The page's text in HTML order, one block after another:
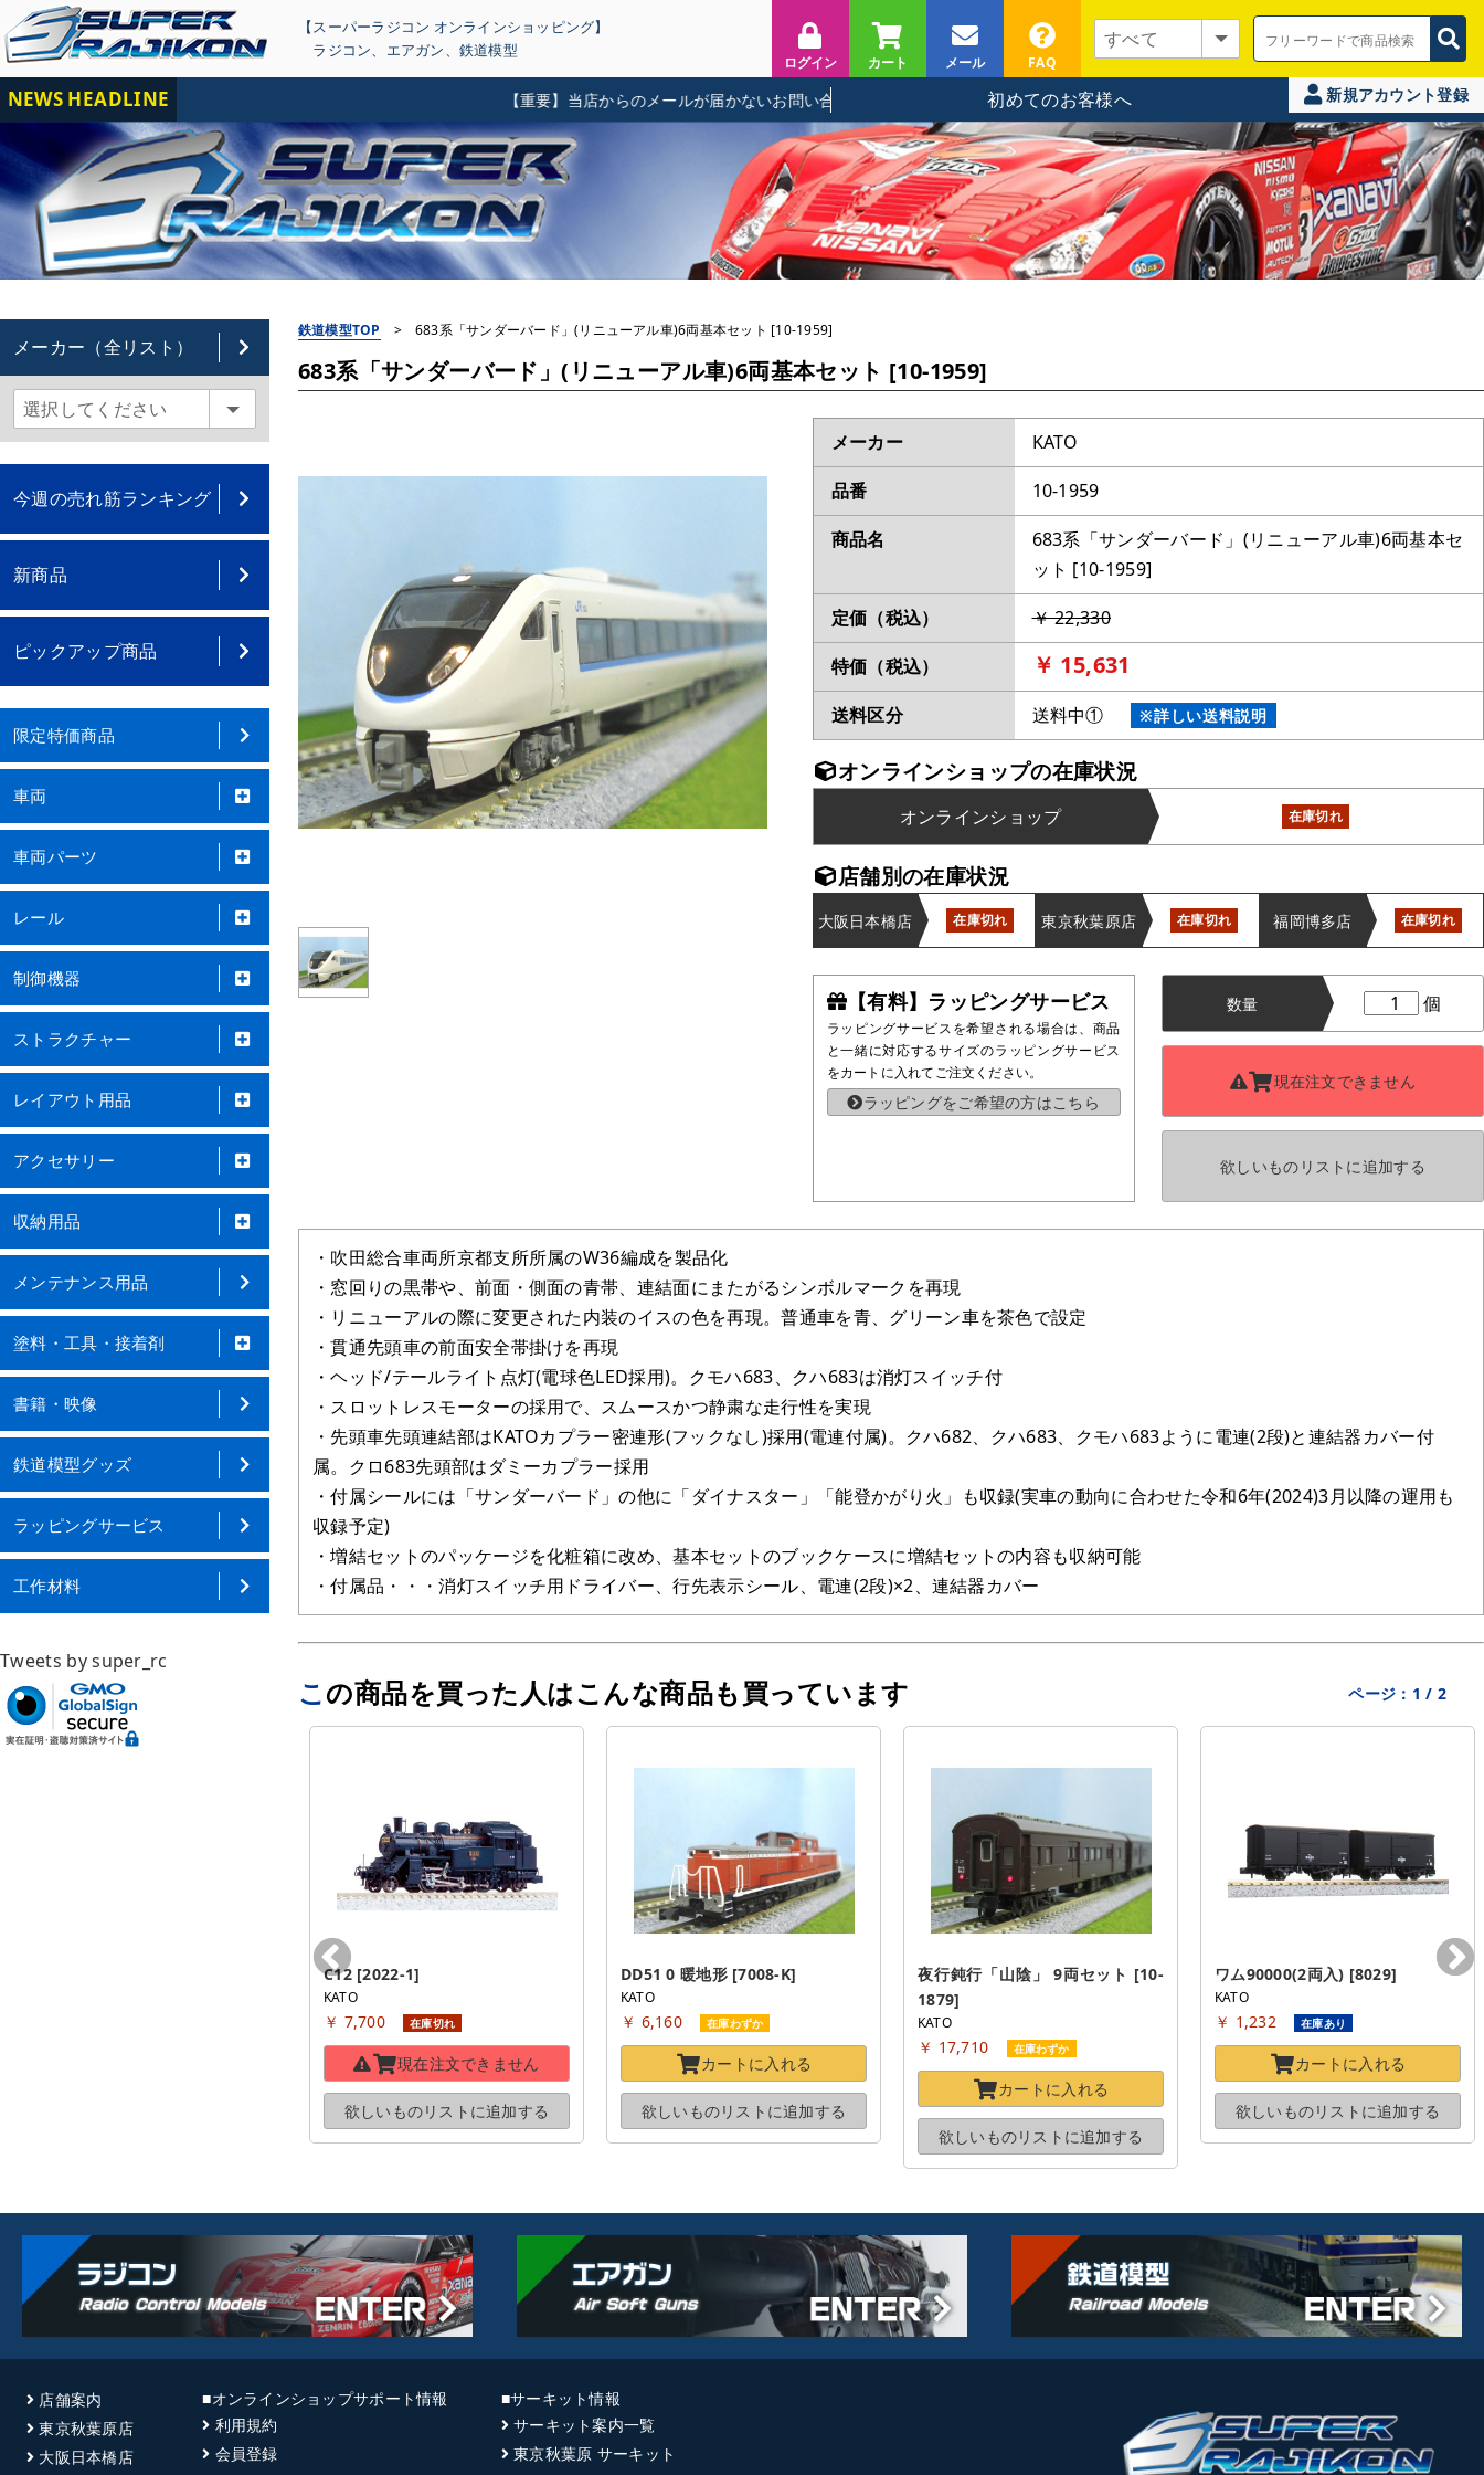
【スーパーラジコン オンラインショッピング】
ラジコン、 エアガン、 鉄道模型
ログイン カート メール FAQ
NEWS HEADLINE 【重要】当店からのメールが届かないお問い合わせに関して 初めてのお客様へ 新規アカウント登録
メーカー（全リスト）
今週の売れ筋ランキング
新商品
ピックアップ商品
限定特価商品
車両
車両パーツ
レール
制御機器
ストラクチャー
レイアウト用品
アクセサリー
収納用品
メンテナンス用品
塗料・工具・接着剤
書籍・映像
鉄道模型グッズ
ラッピングサービス
工作材料
Tweets by super_rc
鉄道模型TOP > 683系「サンダーバード」(リニューアル車)6両基本セット [10-1959]
683系「サンダーバード」(リニューアル車)6両基本セット [10-1959]
メーカー
KATO
品番
10-1959
商品名
683系「サンダーバード」(リニューアル車)6両基本セ
ット [10-1959]
定価（税込）
￥ 22,330
特価（税込）
￥ 15,631
送料区分 送料中① ※詳しい送料説明
オンラインショップの在庫状況
オンラインショップ 在庫切れ
店舗別の在庫状況
大阪日本橋店 在庫切れ 東京秋葉原店 在庫切れ 福岡博多店 在庫切れ
【有料】ラッピングサービス
ラッピングサービスを希望される場合は、商品
と一緒に対応するサイズのラッピングサービス
をカートに入れてご注文ください。
ラッピングをご希望の方はこちら
数量 個
現在注文できません
欲しいものリストに追加する
・吹田総合車両所京都支所所属のW36編成を製品化
・窓回りの黒帯や、前面・側面の青帯、連結面にまたがるシンボルマークを再現
・リニューアルの際に変更された内装のイスの色を再現。普通車を青、グリーン車を茶色で設定
・貫通先頭車の前面安全帯掛けを再現
・ヘッド/テールライト点灯(電球色LED採用)。クモハ683、クハ683は消灯スイッチ付
・スロットレスモーターの採用で、スムースかつ静粛な走行性を実現
・先頭車先頭連結部はKATOカプラー密連形(フックなし)採用(電連付属)。クハ682、クハ683、クモハ683ように電連(2段)と連結器カバー付
属。クロ683先頭部はダミーカプラー採用
・付属シールには「サンダーバード」の他に「ダイナスター」「能登かがり火」も収録(実車の動向に合わせた令和6年(2024)3月以降の運用も
収録予定)
・増結セットのパッケージを化粧箱に改め、基本セットのブックケースに増結セットの内容も収納可能
・付属品・・・消灯スイッチ用ドライバー、行先表示シール、電連(2段)×2、連結器カバー
この商品を買った人はこんな商品も買っています ページ： 1 / 2
C12 [2022-1]
KATO
￥ 7,700 在庫切れ
現在注文できません
欲しいものリストに追加する
DD51 0 暖地形 [7008-K]
KATO
￥ 6,160 在庫わずか
カートに入れる
欲しいものリストに追加する
夜行鈍行「山陰」 9両セット [10-
1879]
KATO
￥ 17,710 在庫わずか
カートに入れる
欲しいものリストに追加する
ワム90000(2両入) [8029]
KATO
￥ 1,232 在庫あり
カートに入れる
欲しいものリストに追加する
店舗案内
東京秋葉原店
大阪日本橋店
■オンラインショップサポート情報
利用規約
会員登録
■サーキット情報
サーキット案内一覧
東京秋葉原 サーキット